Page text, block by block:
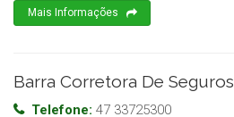
Mais Informações
Barra Corretora De Seguros
Telefone: 47 33725300